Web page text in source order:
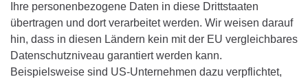
Ihre personenbezogene Daten in diese Drittstaaten
übertragen und dort verarbeitet werden. Wir weisen darauf
hin, dass in diesen Ländern kein mit der EU vergleichbares
Datenschutzniveau garantiert werden kann.
Beispielsweise sind US-Unternehmen dazu verpflichtet,